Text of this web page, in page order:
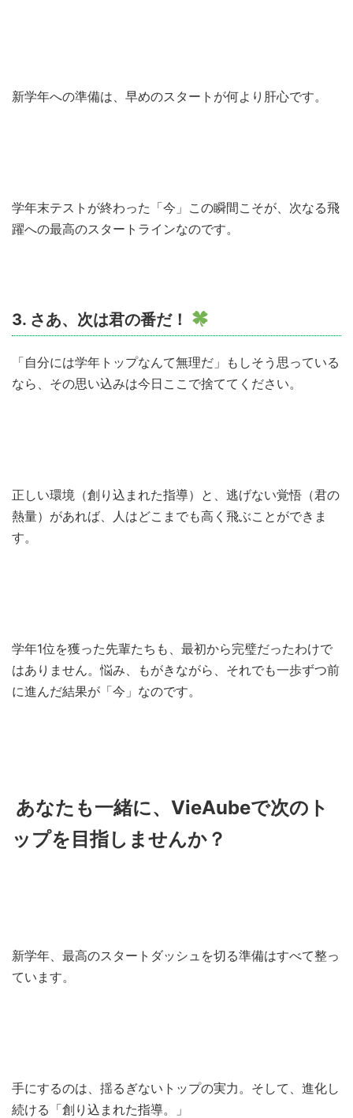
新学年への準備は、早めのスタートが何より肝心です。
学年末テストが終わった「今」この瞬間こそが、次なる飛
躍への最高のスタートラインなのです。
3. さあ、次は君の番だ！
「自分には学年トップなんて無理だ」もしそう思っている
なら、その思い込みは今日ここで捨ててください。
正しい環境（創り込まれた指導）と、逃げない覚悟（君の
熱量）があれば、人はどこまでも高く飛ぶことができま
す。
学年1位を獲った先輩たちも、最初から完璧だったわけで
はありません。悩み、もがきながら、それでも一歩ずつ前
に進んだ結果が「今」なのです。
あなたも一緒に、VieAubeで次のト
ップを目指しませんか？
新学年、最高のスタートダッシュを切る準備はすべて整っ
ています。
手にするのは、揺るぎないトップの実力。そして、進化し
続ける「創り込まれた指導。」